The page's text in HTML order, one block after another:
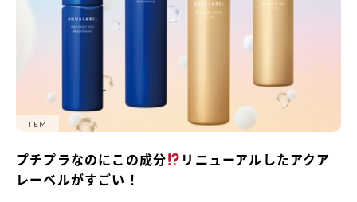
ITEM
プチプラなのにこの成分
リニューアルしたアクア
レーベルがすごい！